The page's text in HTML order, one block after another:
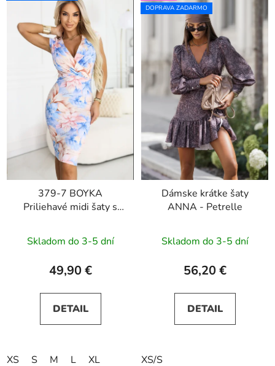
379-7 BOYKA
Priliehavé midi šaty s
béžové kvety
Skladom do 3-5 dní
49,90 €
DETAIL
XS S M L XL
DOPRAVA ZADARMO
Dámske krátke šaty
ANNA - Petrelle
Skladom do 3-5 dní
56,20 €
DETAIL
XS/S